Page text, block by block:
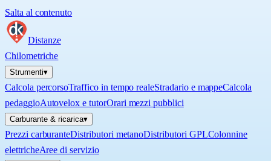
Salta al contenuto
Distanze
Chilometriche
Strumenti▾
Calcola percorsoTraffico in tempo realeStradario e mappeCalcola
pedaggioAutovelox e tutorOrari mezzi pubblici
Carburante & ricarica▾
Prezzi carburanteDistributori metanoDistributori GPLColonnine
elettricheAree di servizio